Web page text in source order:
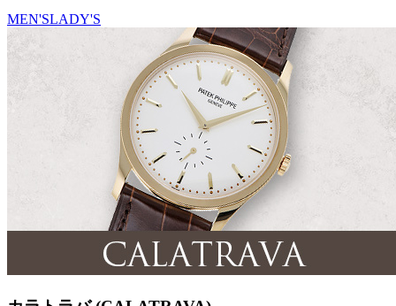
MEN'SLADY'S